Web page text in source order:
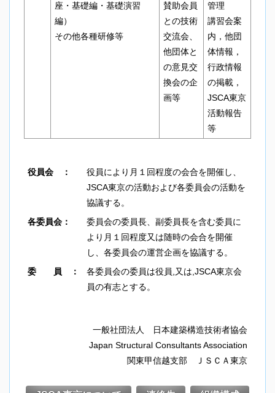
座・基礎編・基礎演習
編）
その他各種研修等
賛助会員
との技術
交流会、
他団体と
の意見交
換会の企
画等
管理
講習会案
内，他団
体情報，
行政情報
の掲載，
JSCA東京
活動報告
等
役員会 ：
役員により月１回程度の会合を開催し、
JSCA東京の活動および各委員会の活動を
協議する。
各委員会：
委員会の委員長、副委員長を含む委員に
より月１回程度又は随時の会合を開催
し、各委員会の運営企画を協議する。
委 員 ：
各委員会の委員は役員,又は,JSCA東京会
員の有志とする。
一般社団法人 日本建築構造技術者協会
Japan Structural Consultants Association
関東甲信越支部 ＪＳＣＡ東京